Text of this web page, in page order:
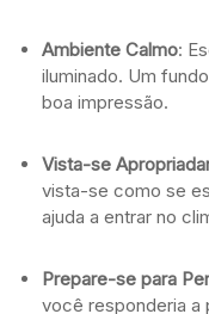
Ambiente Calmo:
iluminado. Um
boa impressão.
Vista-se
vista-se como se
ajuda a entrar no
Prepare-se para
você responderia a